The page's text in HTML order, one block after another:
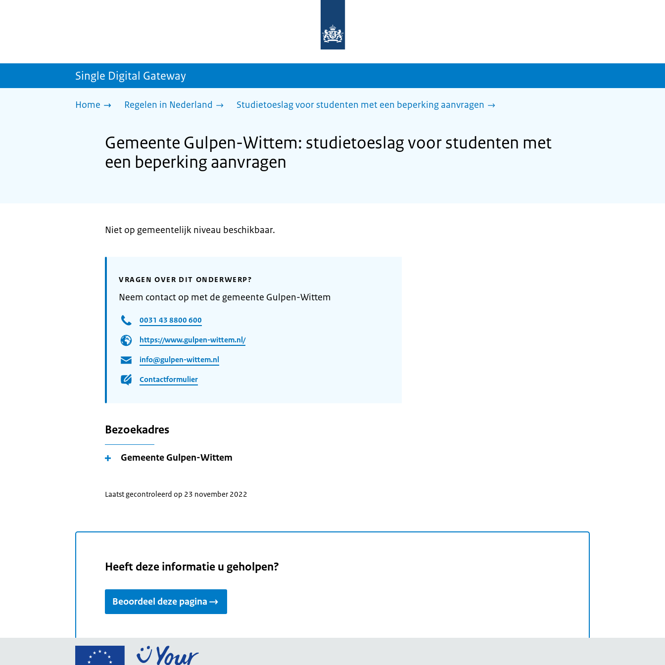
homepage
sdg.rijksoverheid.nl
Single Digital Gateway
Home Regelen in Nederland Studietoeslag voor studenten met een beperking aanvragen
Gemeente Gulpen-Wittem: studietoeslag voor studenten met
een beperking aanvragen
Niet op gemeentelijk niveau beschikbaar.
VRAGEN OVER DIT ONDERWERP?
Neem contact op met de gemeente Gulpen-Wittem
0031 43 8800 600
https://www.gulpen-wittem.nl/
info@gulpen-wittem.nl
Contactformulier
Bezoekadres
Gemeente Gulpen-Wittem
Laatst gecontroleerd op 23 november 2022
Heeft deze informatie u geholpen?
Beoordeel deze pagina
Ga